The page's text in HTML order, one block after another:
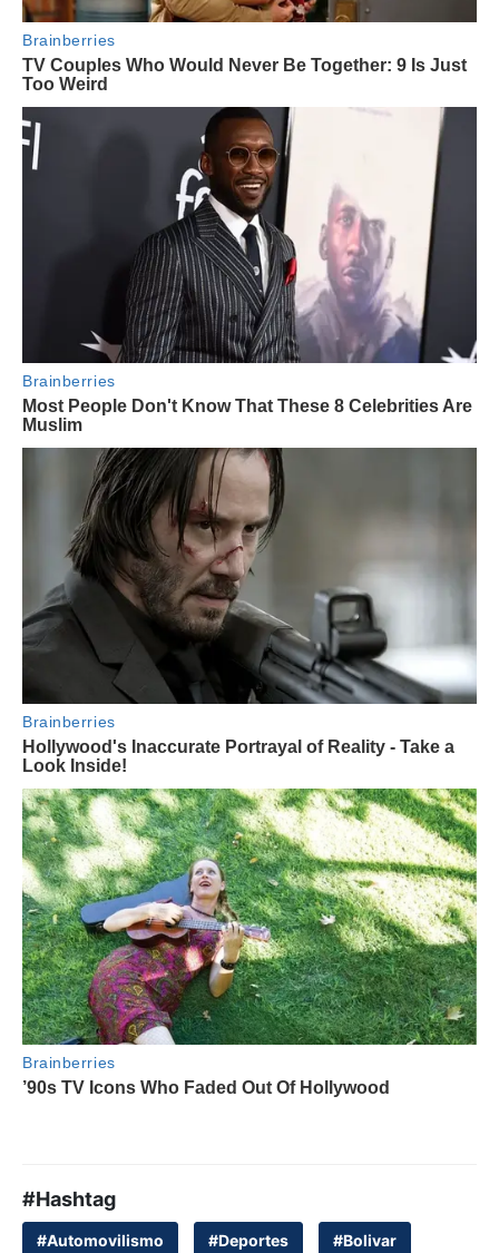
#Hashtag
#Automovilismo #Deportes #Bolivar